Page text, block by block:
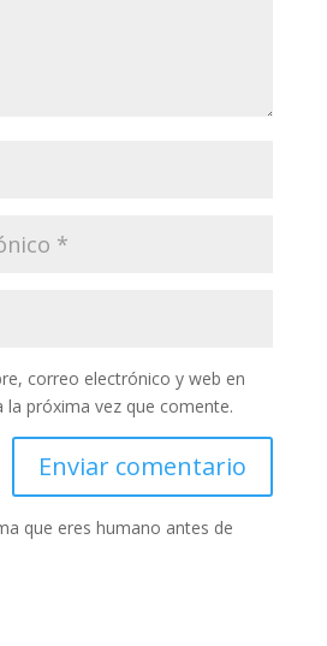
correo electrónico y web en
la próxima vez que comente.
que eres humano antes de